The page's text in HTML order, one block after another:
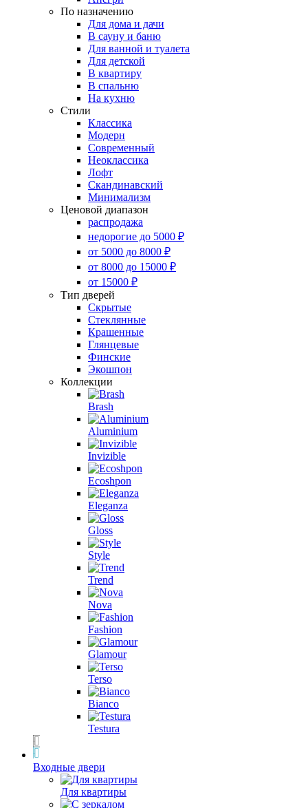
По назначению
Для дома и дачи
В сауну и баню
Для ванной и туалета
Для детской
В квартиру
В спальню
На кухню
Стили
Классика
Модерн
Современный
Неоклассика
Лофт
Скандинавский
Минимализм
Ценовой диапазон
распродажа
недорогие до 5000 ₽
от 5000 до 8000 ₽
от 8000 до 15000 ₽
от 15000 ₽
Тип дверей
Скрытые
Стеклянные
Крашенные
Глянцевые
Финские
Экошпон
Коллекции
Brash
Aluminium
Invizible
Ecoshpon
Eleganza
Gloss
Style
Trend
Nova
Fashion
Glamour
Terso
Bianco
Testura
Входные двери
Для квартиры